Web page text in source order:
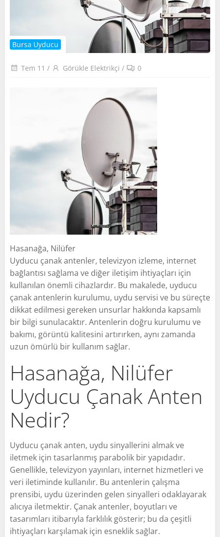
Bursa Uyducu
Tem 11 / Görükle Elektrikçi / 0
Hasanağa, Nilüfer
Uyducu çanak antenler, televizyon izleme, internet
bağlantısı sağlama ve diğer iletişim ihtiyaçları için
kullanılan önemli cihazlardır. Bu makalede, uyducu
çanak antenlerin kurulumu, uydu servisi ve bu süreçte
dikkat edilmesi gereken unsurlar hakkında kapsamlı
bir bilgi sunulacaktır. Antenlerin doğru kurulumu ve
bakımı, görüntü kalitesini artırırken, aynı zamanda
uzun ömürlü bir kullanım sağlar.
Hasanağa, Nilüfer
Uyducu Çanak Anten
Nedir?
Uyducu çanak anten, uydu sinyallerini almak ve
iletmek için tasarlanmış parabolik bir yapıdadır.
Genellikle, televizyon yayınları, internet hizmetleri ve
veri iletiminde kullanılır. Bu antenlerin çalışma
prensibi, uydu üzerinden gelen sinyalleri odaklayarak
alıcıya iletmektir. Çanak antenler, boyutları ve
tasarımları itibarıyla farklılık gösterir; bu da çeşitli
ihtiyaçları karşılamak için esneklik sağlar.